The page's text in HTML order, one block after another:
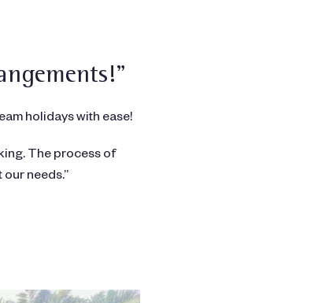
holidays with ease!
The process of
needs.”